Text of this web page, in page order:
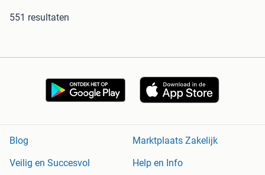
551 resultaten
Blog
Marktplaats Zakelijk
Veilig en Succesvol
Help en Info